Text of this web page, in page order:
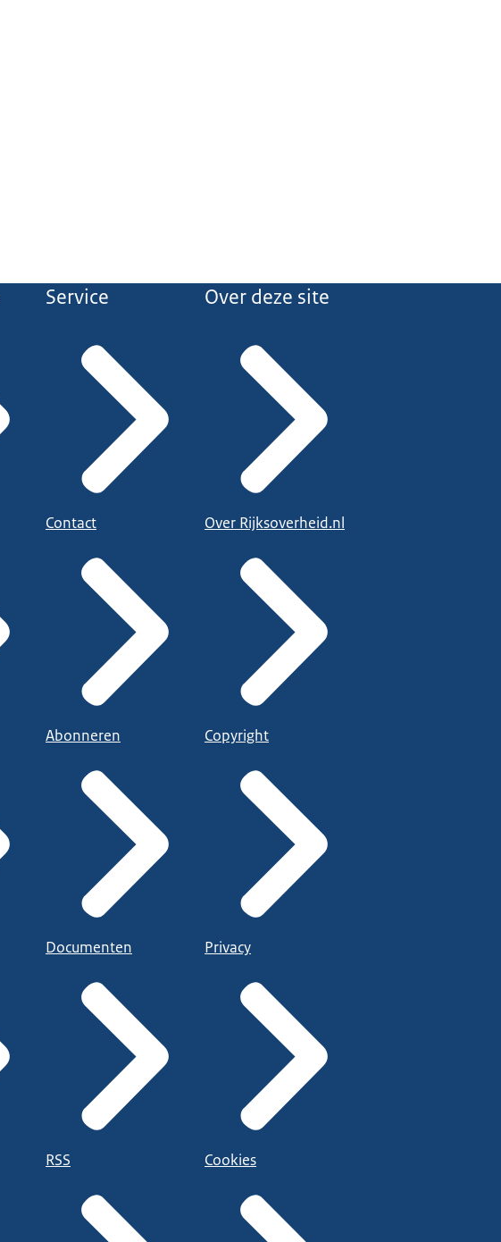
Service
Contact
Abonneren
Documenten
RSS
Over deze site
Over Rijksoverheid.nl
Copyright
Privacy
Cookies